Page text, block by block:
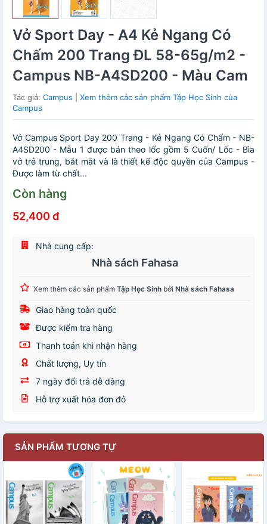
Vở Sport Day - A4 Kẻ Ngang Có
Chấm 200 Trang ĐL 58-65g/m2 -
Campus NB-A4SD200 - Màu Cam
Tác giả: Campus
Xem thêm các sản phẩm Tập Học Sinh của
Campus
Vở Campus Sport Day 200 Trang - Kẻ Ngang Có Chấm - NB-
A4SD200 - Mẫu 1 được bán theo lốc gồm 5 Cuốn/ Lốc - Bìa
vở trẻ trung, bắt mắt và là thiết kế độc quyền của Campus -
Được làm từ chất...
Còn hàng
52,400 đ
Nhà cung cấp:
Nhà sách Fahasa
Xem thêm các sản phẩm Tập Học Sinh bởi Nhà sách Fahasa
Giao hàng toàn quốc
Được kiểm tra hàng
Thanh toán khi nhận hàng
Chất lượng, Uy tín
7 ngày đổi trả dễ dàng
Hỗ trợ xuất hóa đơn đỏ
SẢN PHẨM TƯƠNG TỰ